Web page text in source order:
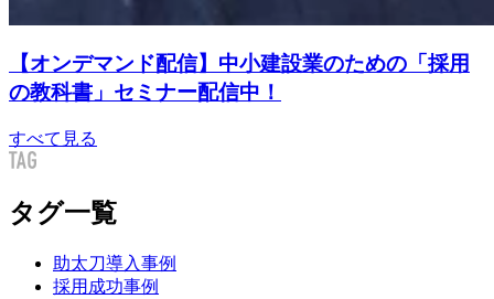
【オンデマンド配信】中小建設業のための「採用
の教科書」セミナー配信中！
すべて見る
タグ一覧
助太刀導入事例
採用成功事例